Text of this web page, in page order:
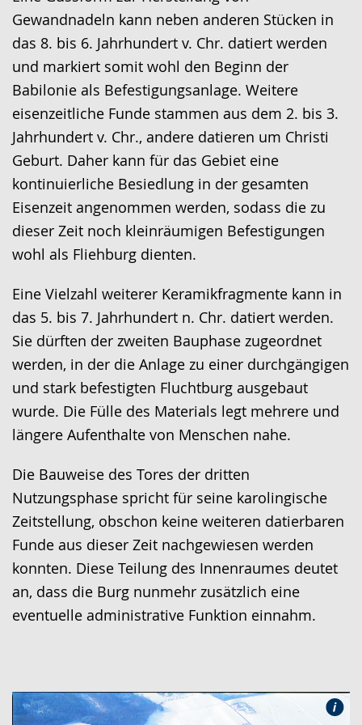
wechseln.
Deutscher
Gebärdensprache
wird
angezeigt.
Gewandnadeln kann neben anderen Stücken in
das 8. bis 6. Jahrhundert v. Chr. datiert werden
und markiert somit wohl den Beginn der
Babilonie als Befestigungsanlage. Weitere
eisenzeitliche Funde stammen aus dem 2. bis 3.
Jahrhundert v. Chr., andere datieren um Christi
Geburt. Daher kann für das Gebiet eine
kontinuierliche Besiedlung in der gesamten
Eisenzeit angenommen werden, sodass die zu
dieser Zeit noch kleinräumigen Befestigungen
wohl als Fliehburg dienten.
Eine Vielzahl weiterer Keramikfragmente kann in
das 5. bis 7. Jahrhundert n. Chr. datiert werden.
Sie dürften der zweiten Bauphase zugeordnet
werden, in der die Anlage zu einer durchgängigen
und stark befestigten Fluchtburg ausgebaut
wurde. Die Fülle des Materials legt mehrere und
längere Aufenthalte von Menschen nahe.
Die Bauweise des Tores der dritten
Nutzungsphase spricht für seine karolingische
Zeitstellung, obschon keine weiteren datierbaren
Funde aus dieser Zeit nachgewiesen werden
konnten. Diese Teilung des Innenraumes deutet
an, dass die Burg nunmehr zusätzlich eine
eventuelle administrative Funktion einnahm.